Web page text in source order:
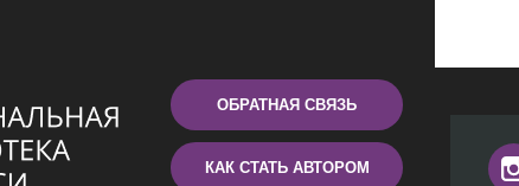
ОБРАТНАЯ СВЯЗЬ
КАК СТАТЬ АВТОРОМ